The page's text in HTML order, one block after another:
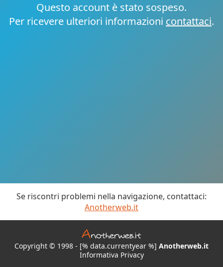
Questo account è stato sospeso.
Per ricevere ulteriori informazioni contattaci.
Se riscontri problemi nella navigazione, contattaci:
Anotherweb.it
Copyright © 1998 - [% data.currentyear %] Anotherweb.it
Informativa Privacy